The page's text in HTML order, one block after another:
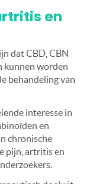
en
dat CBD, CBN
kunnen worden
behandeling van
interesse in
en
chronische
pijn, artritis en